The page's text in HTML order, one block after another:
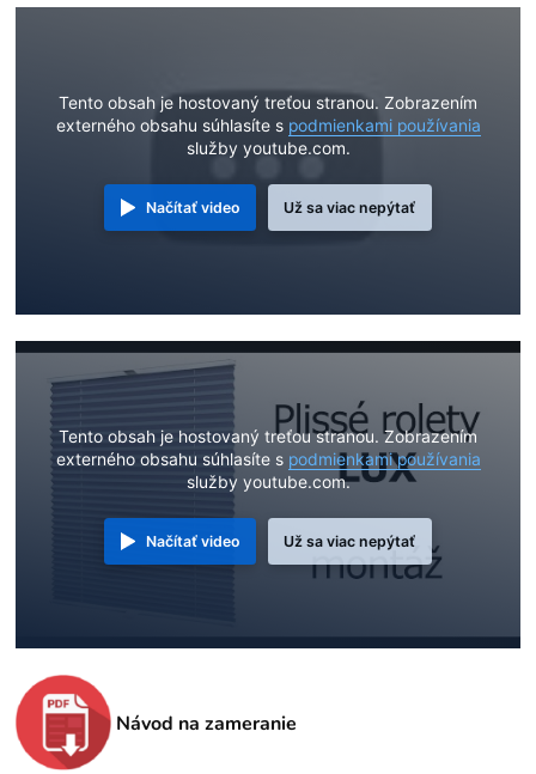
Tento obsah je hostovaný treťou stranou. Zobrazením
externého obsahu súhlasíte s podmienkami používania
služby youtube.com.
Načítať video Už sa viac nepýtať
Tento obsah je hostovaný treťou stranou. Zobrazením
externého obsahu súhlasíte s podmienkami používania
služby youtube.com.
Načítať video Už sa viac nepýtať
Návod na zameranie